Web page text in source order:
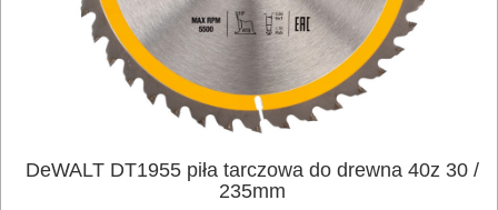
ELEKTRONARZĘDZIA
DeWALT DT1955 piła tarczowa do drewna 40z 30 /
235mm